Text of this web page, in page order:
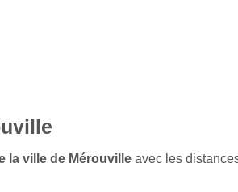
la ville de Mérouville avec les